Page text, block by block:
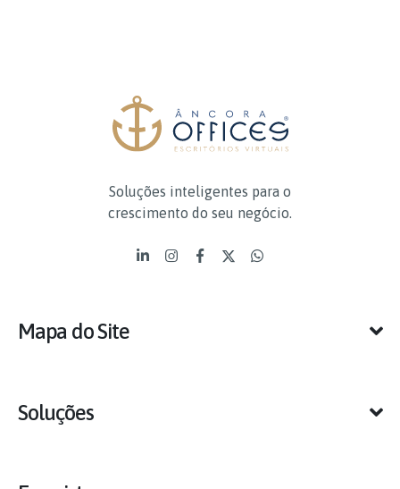
Soluções inteligentes para o
crescimento do seu negócio.
Mapa do Site
Soluções